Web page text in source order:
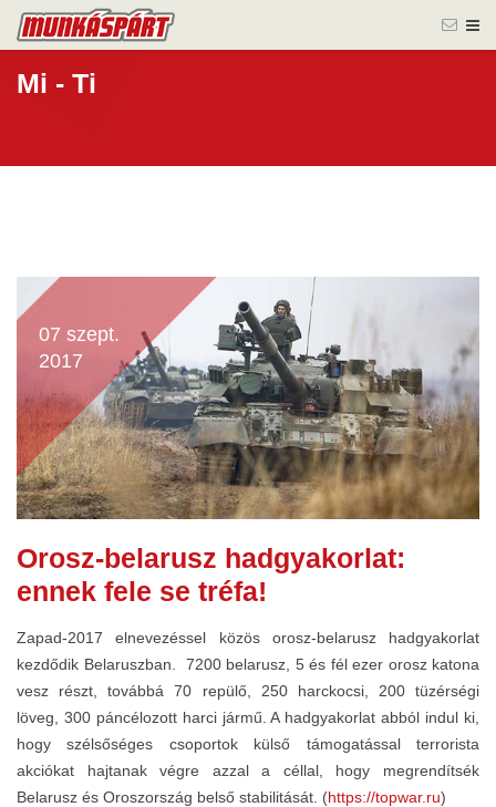
Mi - Ti
07 szept.
2017
Orosz-belarusz hadgyakorlat:
ennek fele se tréfa!
Zapad-2017 elnevezéssel közös orosz-belarusz hadgyakorlat
kezdődik Belaruszban. 7200 belarusz, 5 és fél ezer orosz katona
vesz részt, továbbá 70 repülő, 250 harckocsi, 200 tüzérségi
löveg, 300 páncélozott harci jármű. A hadgyakorlat abból indul ki,
hogy szélsőséges csoportok külső támogatással terrorista
akciókat hajtanak végre azzal a céllal, hogy megrendítsék
Belarusz és Oroszország belső stabilitását. (https://topwar.ru)